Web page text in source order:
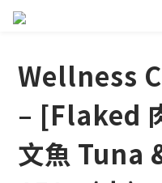
Wellness
– [Flaked
文魚 Tuna